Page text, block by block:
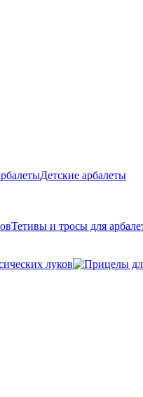
Детские арбалеты
Тетивы и тросы для
луков